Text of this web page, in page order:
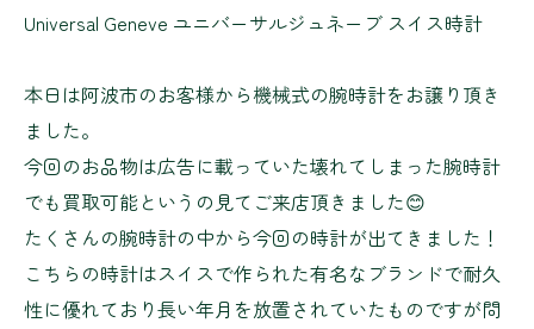
Universal Geneve ユニバーサルジュネーブ スイス時計
本日は阿波市のお客様から機械式の腕時計をお譲り頂き
ました。
今回のお品物は広告に載っていた壊れてしまった腕時計
でも買取可能というの見てご来店頂きました😊
たくさんの腕時計の中から今回の時計が出てきました！
こちらの時計はスイスで作られた有名なブランドで耐久
性に優れており長い年月を放置されていたものですが問